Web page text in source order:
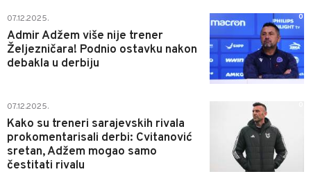
07.12.2025.
Admir Adžem više nije trener
Željezničara! Podnio ostavku nakon
debakla u derbiju
0
07.12.2025.
Kako su treneri sarajevskih rivala
prokomentarisali derbi: Cvitanović
sretan, Adžem mogao samo
čestitati rivalu